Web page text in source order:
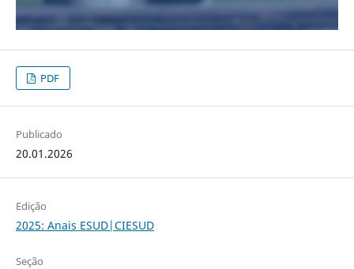
PDF
Publicado
20.01.2026
Edição
2025: Anais ESUD|CIESUD
Seção